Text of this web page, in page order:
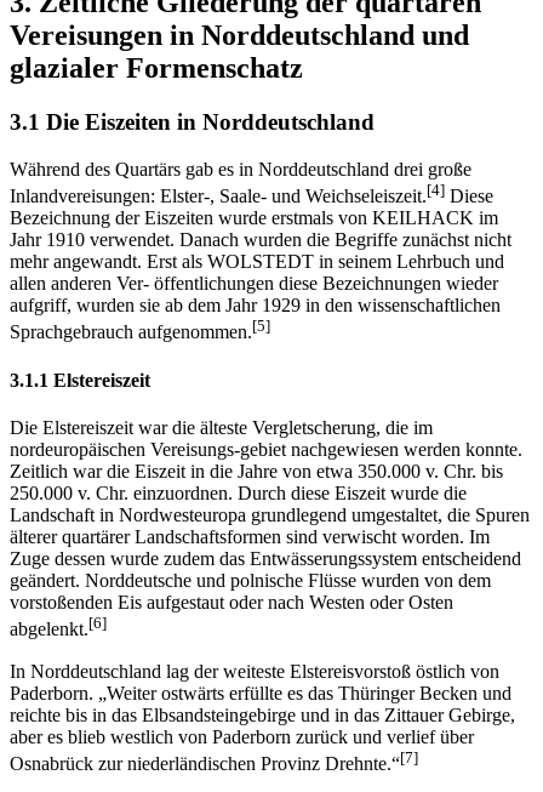
Vereisungen in Norddeutschland und
glazialer Formenschatz
3.1 Die Eiszeiten in Norddeutschland
Während des Quartärs gab es in Norddeutschland drei große
Inlandvereisungen: Elster-, Saale- und Weichseleiszeit.[4] Diese
Bezeichnung der Eiszeiten wurde erstmals von KEILHACK im
Jahr 1910 verwendet. Danach wurden die Begriffe zunächst nicht
mehr angewandt. Erst als WOLSTEDT in seinem Lehrbuch und
allen anderen Ver- öffentlichungen diese Bezeichnungen wieder
aufgriff, wurden sie ab dem Jahr 1929 in den wissenschaftlichen
Sprachgebrauch aufgenommen.[5]
3.1.1 Elstereiszeit
Die Elstereiszeit war die älteste Vergletscherung, die im
nordeuropäischen Vereisungs-gebiet nachgewiesen werden konnte.
Zeitlich war die Eiszeit in die Jahre von etwa 350.000 v. Chr. bis
250.000 v. Chr. einzuordnen. Durch diese Eiszeit wurde die
Landschaft in Nordwesteuropa grundlegend umgestaltet, die Spuren
älterer quartärer Landschaftsformen sind verwischt worden. Im
Zuge dessen wurde zudem das Entwässerungssystem entscheidend
geändert. Norddeutsche und polnische Flüsse wurden von dem
vorstoßenden Eis aufgestaut oder nach Westen oder Osten
abgelenkt.[6]
In Norddeutschland lag der weiteste Elstereisvorstoß östlich von
Paderborn. „Weiter ostwärts erfüllte es das Thüringer Becken und
reichte bis in das Elbsandsteingebirge und in das Zittauer Gebirge,
aber es blieb westlich von Paderborn zurück und verlief über
Osnabrück zur niederländischen Provinz Drehnte.“[7]